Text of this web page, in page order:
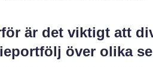
är det viktigt att
över olika